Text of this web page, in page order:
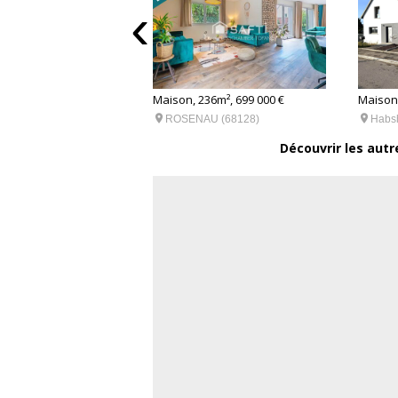
Maison, 236m², 699 000 €
 ROSENAU (68128) 
‹
Découvrir les